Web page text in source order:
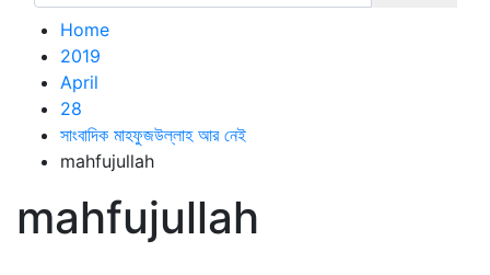
Home
2019
April
28
সাংবাদিক মাহফুজউল্লাহ আর নেই
mahfujullah
mahfujullah